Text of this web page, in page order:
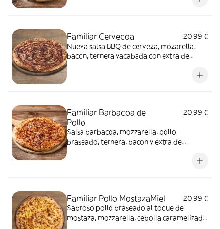
Familiar Cervecoa
20,99 €
Nueva salsa BBQ de cerveza, mozarella,
bacon, ternera yacabada con extra de
Familiar Barbacoa de
Pollo
20,99 €
Salsa barbacoa, mozzarella, pollo
braseado, ternera, bacon y extra de
Familiar Pollo MostazaMiel
20,99 €
Sabroso pollo braseado al toque de
mostaza, mozzarella, cebolla caramelizada